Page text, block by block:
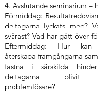
4. Avslutande seminarium –
Förmiddag:
deltagarna lyckats med?
svårast? Vad har gått över
Eftermiddag: Hur kan
återskapa framgångarna
fastna i särskilda
deltagarna blivit
problemlösare?